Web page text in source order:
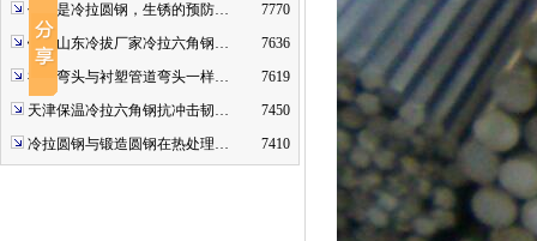
什么是冷拉圆钢，生锈的预防…
7770
钢厂山东冷拔厂家冷拉六角钢…
7636
衬塑弯头与衬塑管道弯头一样…
7619
天津保温冷拉六角钢抗冲击韧…
7450
冷拉圆钢与锻造圆钢在热处理…
7410